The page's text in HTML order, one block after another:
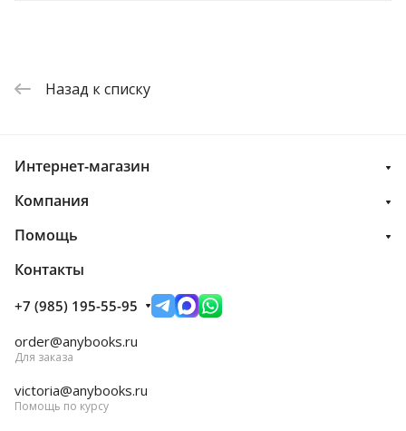
Назад к списку
Интернет-магазин
Компания
Помощь
Контакты
+7 (985) 195-55-95
order@anybooks.ru
Для заказа
victoria@anybooks.ru
Помощь по курсу